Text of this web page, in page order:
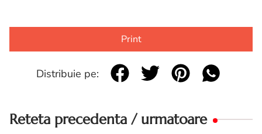
Print
Distribuie pe:
Reteta precedenta / urmatoare